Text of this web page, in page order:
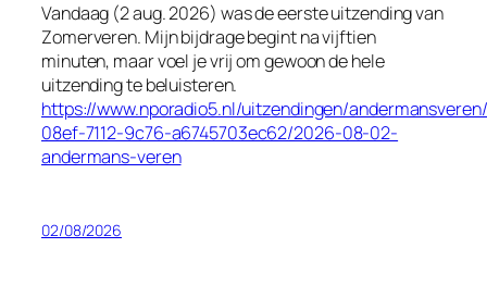
Vandaag (2 aug. 2026) was de eerste uitzending van
Zomerveren. Mijn bijdrage begint na vijftien
minuten, maar voel je vrij om gewoon de hele
uitzending te beluisteren.
https://www.nporadio5.nl/uitzendingen/
08ef-7112-9c76-a6745703ec62/2026-08-02-
andermans-veren
02/08/2026